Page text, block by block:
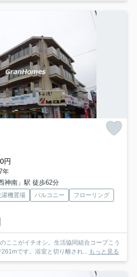
円
年
神南」駅 徒歩62分
濯機置場 バルコニー
フローリング
ここがイチオシ。生活協同組合コープこう
です。浴室と切り離され...
もっと見る